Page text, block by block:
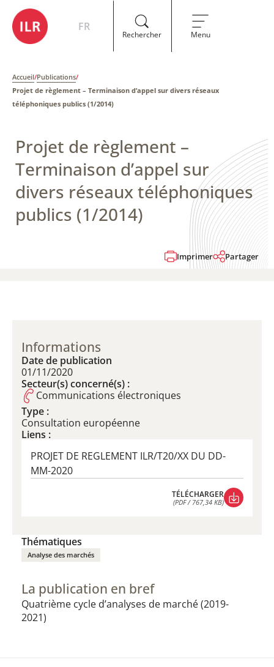
FR
Rechercher Menu
Accueil/Publications/
Projet de règlement – ​Terminaison d’appel sur divers réseaux
téléphoniques publics (1/2014)
Projet de règlement – ​
Terminaison d’appel sur
divers réseaux téléphoniques
publics (1/2014)
Imprimer Partager
Informations
Date de publication
01/11/2020
Secteur(s) concerné(s) :
Communications électroniques
Type :
​Consultation européenne
Liens :
PROJET DE REGLEMENT ILR/T20/XX DU DD-
MM-2020
TÉLÉCHARGER
(PDF / 767,34 KB)
Thématiques
Analyse des marchés
La publication en bref
Quatrième cycle d’analyses de marché (2019-
2021)​​